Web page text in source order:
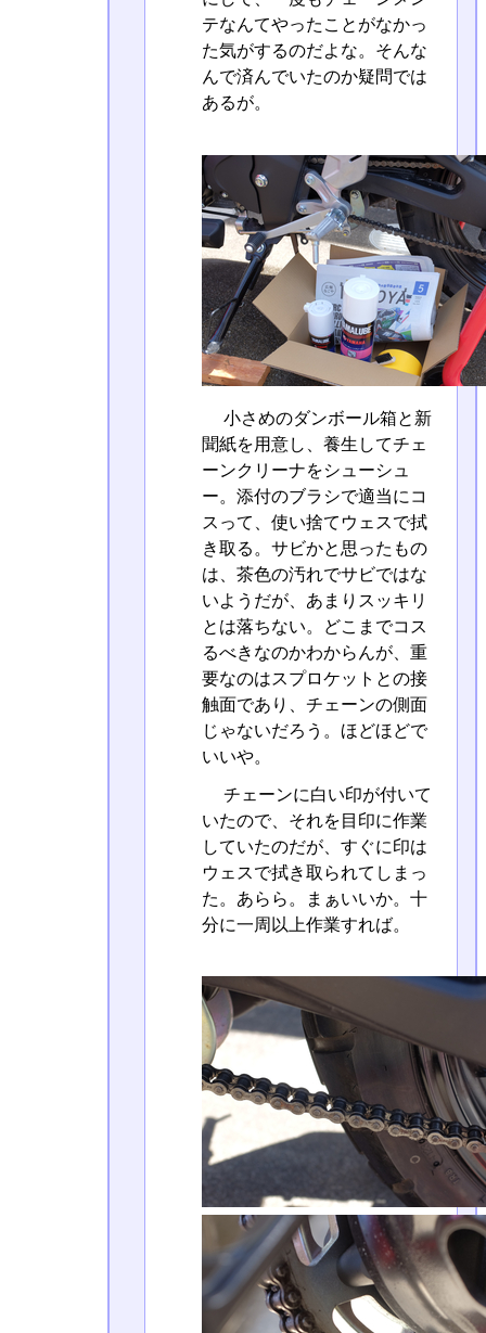
テなんてやったことがなかっ
た気がするのだよな。そんな
んで済んでいたのか疑問では
あるが。
小さめのダンボール箱と新
聞紙を用意し、養生してチェ
ーンクリーナをシューシュ
ー。添付のブラシで適当にコ
スって、使い捨てウェスで拭
き取る。サビかと思ったもの
は、茶色の汚れでサビではな
いようだが、あまりスッキリ
とは落ちない。どこまでコス
るべきなのかわからんが、重
要なのはスプロケットとの接
触面であり、チェーンの側面
じゃないだろう。ほどほどで
いいや。
チェーンに白い印が付いて
いたので、それを目印に作業
していたのだが、すぐに印は
ウェスで拭き取られてしまっ
た。あらら。まぁいいか。十
分に一周以上作業すれば。